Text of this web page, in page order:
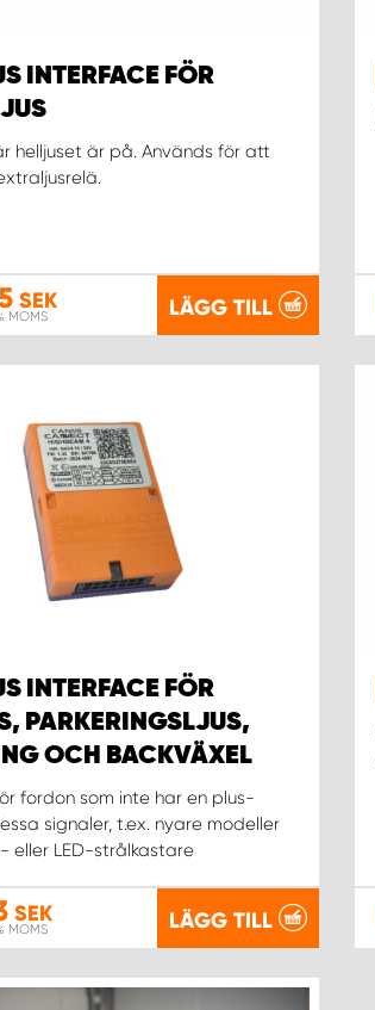
INTERFACE FÖR
helljuset är på. Används för att
SEK
MOMS LÄGG TILL
INTERFACE FÖR
PARKERINGSLJUS,
OCH BACKVÄXEL
fordon som inte har en plus-
signaler, t.ex. nyare modeller
eller LED-strålkastare
SEK
MOMS LÄGG TILL